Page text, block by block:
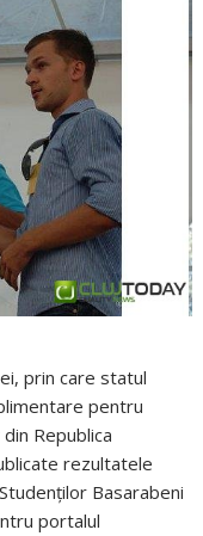
prin care statul
pentru
Republica
rezultatele
Basarabeni
portalul